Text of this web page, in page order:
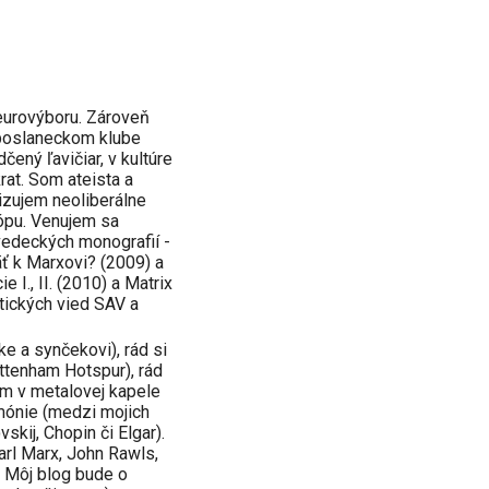
Zároveň
klube
ľavičiar, v kultúre
Som ateista a
neoliberálne
Venujem sa
monografií -
k Marxovi? (2009) a
I., II. (2010) a Matrix
vied SAV a
a synčekovi), rád si
Hotspur), rád
v metalovej kapele
(medzi mojich
Chopin či Elgar).
Marx, John Rawls,
Môj blog bude o